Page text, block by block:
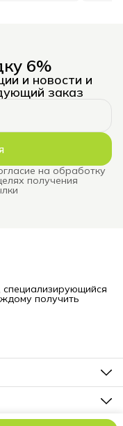
6%
и новости и
заказ
на обработку
получения
получить